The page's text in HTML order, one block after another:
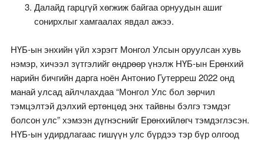
Далайд гарцгүй хөгжиж байгаа орнуудын ашиг
сонирхлыг хамгаалах явдал ажээ.
НҮБ-ын энхийн үйл хэрэгт Монгол Улсын оруулсан хувь
нэмэр, хичээл зүтгэлийг өндрөөр үнэлж НҮБ-ын Ерөнхий
нарийн бичгийн дарга ноён Антонио Гутерреш 2022 онд
манай улсад айлчлахдаа “Монгол Улс бол зөрчил
тэмцэлтэй дэлхий ертөнцөд энх тайвны бэлгэ тэмдэг
болсон улс” хэмээн дүгнэснийг Ерөнхийлөгч тэмдэглэсэн.
НҮБ-ын удирдлагаас гишүүн улс бүрдээ тэр бүр олгоод